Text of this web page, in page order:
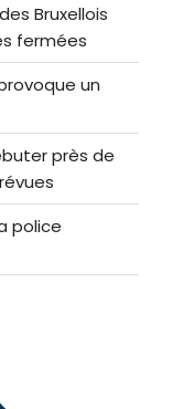
Bruxellois
fermées
un
près de
police